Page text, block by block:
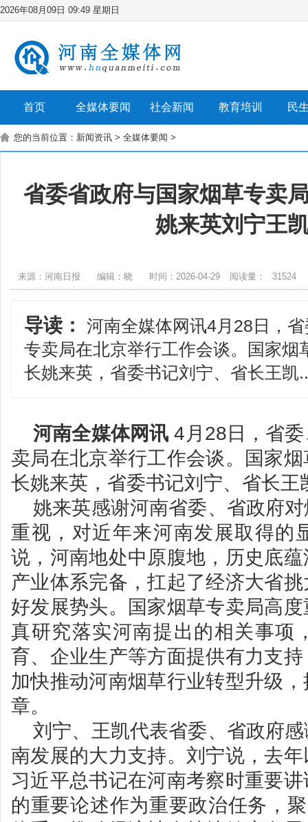
2026年08月09日 09:49 星期日
首页 全媒体要闻 社会新闻 教育培训 民
您的当前位置： 新闻资讯 > 全媒体要闻 >
省委省政府与国家烟草专卖
姚来英刘宁王
来源：河南日报 编辑：晓 时间：2026-04-29 阅读量： 31524
导读：
河南全媒体网讯4月28日，
专卖局在北京举行工作会谈。国家烟
长姚来英，省委书记刘宁、省长王凯
河南全媒体网讯 4月28日，省
卖局在北京举行工作会谈。国家
长姚来英，省委书记刘宁、省长王
姚来英感谢河南省委、省政府
重视，对近年来河南发展取得的
说，河南地处中原腹地，历史底
产业体系完备，扛起了经济大省
好发展势头。国家烟草专卖局高
真研究落实河南提出的相关事项
育、企业生产等方面提供有力支
加快推动河南烟草行业转型升级
章。
刘宁、王凯代表省委、省政府
南发展的大力支持。刘宁说，去
习近平总书记在河南考察时重要
的重要论述作为重要政治任务，